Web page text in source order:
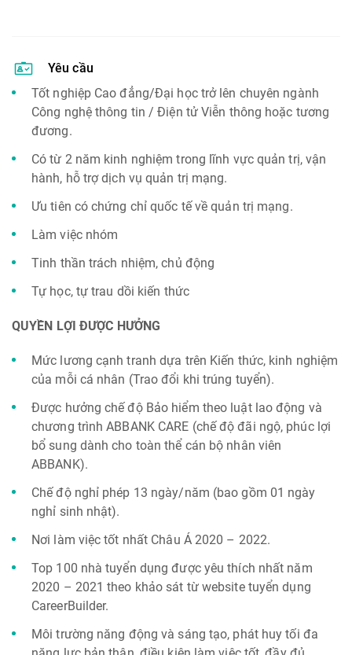
Yêu cầu
Tốt nghiệp Cao đẳng/Đại học trở lên chuyên ngành
Công nghệ thông tin / Điện tử Viễn thông hoặc tương
đương.
Có từ 2 năm kinh nghiệm trong lĩnh vực quản trị, vận
hành, hỗ trợ dịch vụ quản trị mạng.
Ưu tiên có chứng chỉ quốc tế về quản trị mạng.
Làm việc nhóm
Tinh thần trách nhiệm, chủ động
Tự học, tự trau dồi kiến thức
QUYỀN LỢI ĐƯỢC HƯỞNG
Mức lương cạnh tranh dựa trên Kiến thức, kinh nghiệm
của mỗi cá nhân (Trao đổi khi trúng tuyển).
Được hưởng chế độ Bảo hiểm theo luật lao động và
chương trình ABBANK CARE (chế độ đãi ngộ, phúc lợi
bổ sung dành cho toàn thể cán bộ nhân viên
ABBANK).
Chế độ nghỉ phép 13 ngày/năm (bao gồm 01 ngày
nghỉ sinh nhật).
Nơi làm việc tốt nhất Châu Á 2020 – 2022.
Top 100 nhà tuyển dụng được yêu thích nhất năm
2020 – 2021 theo khảo sát từ website tuyển dụng
CareerBuilder.
Môi trường năng động và sáng tạo, phát huy tối đa